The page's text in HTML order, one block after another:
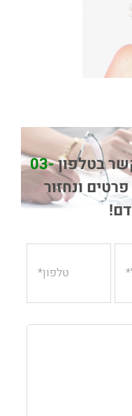
בטלפון03-
ונחזור